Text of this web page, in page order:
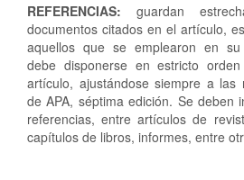
REFERENCIAS: guardan
documentos citados en el artículo,
aquellos que se emplearon en su
debe disponerse en estricto
artículo, ajustándose siempre a las
de APA, séptima edición. Se deben
referencias, entre artículos de
capítulos de libros, informes, entre